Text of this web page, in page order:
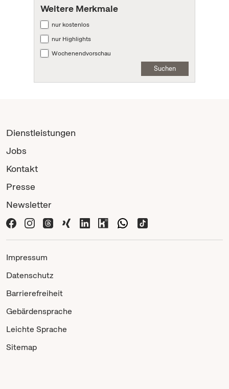
Weitere Merkmale
nur kostenlos
nur Highlights
Wochenendvorschau
Suchen
Dienstleistungen
Jobs
Kontakt
Presse
Newsletter
Impressum
Datenschutz
Barrierefreiheit
Gebärdensprache
Leichte Sprache
Sitemap